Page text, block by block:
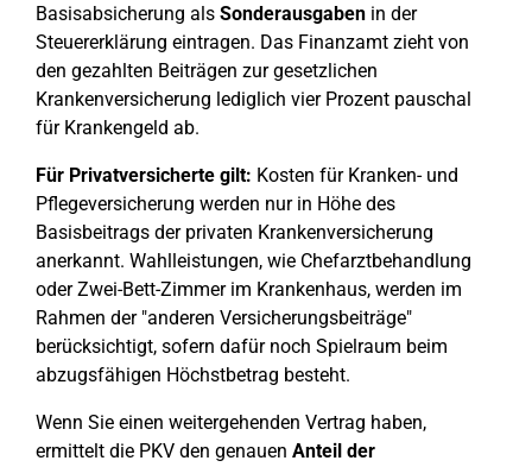
Basisabsicherung als Sonderausgaben in der
Steuererklärung eintragen. Das Finanzamt zieht von
den gezahlten Beiträgen zur gesetzlichen
Krankenversicherung lediglich vier Prozent pauschal
für Krankengeld ab.
Für Privatversicherte gilt: Kosten für Kranken- und
Pflegeversicherung werden nur in Höhe des
Basisbeitrags der privaten Krankenversicherung
anerkannt. Wahlleistungen, wie Chefarztbehandlung
oder Zwei-Bett-Zimmer im Krankenhaus, werden im
Rahmen der "anderen Versicherungsbeiträge"
berücksichtigt, sofern dafür noch Spielraum beim
abzugsfähigen Höchstbetrag besteht.
Wenn Sie einen weitergehenden Vertrag haben,
ermittelt die PKV den genauen Anteil der